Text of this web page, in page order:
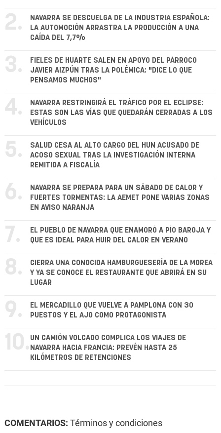
2.
NAVARRA SE DESCUELGA DE LA INDUSTRIA ESPAÑOLA:
LA AUTOMOCIÓN ARRASTRA LA PRODUCCIÓN A UNA
CAÍDA DEL 7,7%
3.
FIELES DE HUARTE SALEN EN APOYO DEL PÁRROCO
JAVIER AIZPÚN TRAS LA POLÉMICA: "DICE LO QUE
PENSAMOS MUCHOS"
4.
NAVARRA RESTRINGIRÁ EL TRÁFICO POR EL ECLIPSE:
ESTAS SON LAS VÍAS QUE QUEDARÁN CERRADAS A LOS
VEHÍCULOS
5.
SALUD CESA AL ALTO CARGO DEL HUN ACUSADO DE
ACOSO SEXUAL TRAS LA INVESTIGACIÓN INTERNA
REMITIDA A FISCALÍA
6.
NAVARRA SE PREPARA PARA UN SÁBADO DE CALOR Y
FUERTES TORMENTAS: LA AEMET PONE VARIAS ZONAS
EN AVISO NARANJA
7.
EL PUEBLO DE NAVARRA QUE ENAMORÓ A PÍO BAROJA Y
QUE ES IDEAL PARA HUIR DEL CALOR EN VERANO
8.
CIERRA UNA CONOCIDA HAMBURGUESERÍA DE LA MOREA
Y YA SE CONOCE EL RESTAURANTE QUE ABRIRÁ EN SU
LUGAR
9.
EL MERCADILLO QUE VUELVE A PAMPLONA CON 30
PUESTOS Y EL AJO COMO PROTAGONISTA
10. UN CAMIÓN VOLCADO COMPLICA LOS VIAJES DE
NAVARRA HACIA FRANCIA: PREVÉN HASTA 25
KILÓMETROS DE RETENCIONES
COMENTARIOS: Términos y condiciones